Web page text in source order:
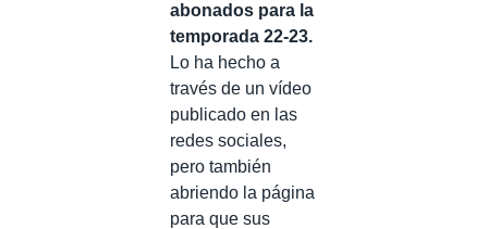
abonados para la
temporada 22-23.
Lo ha hecho a
través de un vídeo
publicado en las
redes sociales,
pero también
abriendo la página
para que sus